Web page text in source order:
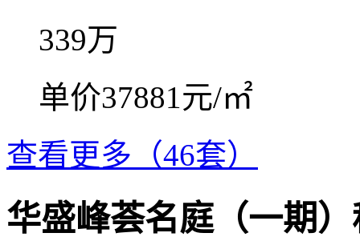
339万
单价37881元/㎡
查看更多（46套）
华盛峰荟名庭（一期